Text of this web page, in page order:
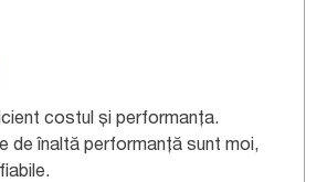
costul și performanța.
de înaltă performanță sunt moi,